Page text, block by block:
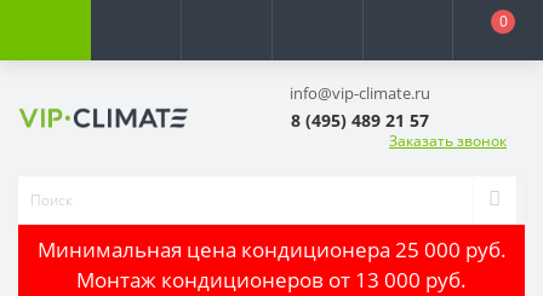
0
info@vip-climate.ru
8 (495) 489 21 57
Заказать звонок
Минимальная цена кондиционера 25 000 руб.
Монтаж кондиционеров от 13 000 руб.